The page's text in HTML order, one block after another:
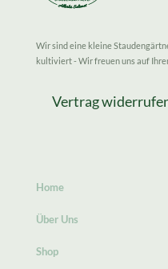
Wir sind eine kleine
kultiviert - Wir freuen uns auf
Vertrag
Home
Über Uns
Shop